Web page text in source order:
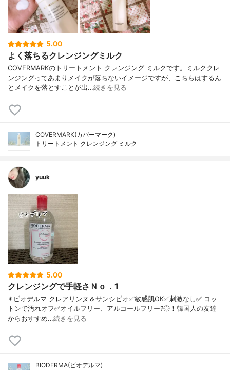
5.00
よく落ちるクレンジングミルク
COVERMARKのトリートメント クレンジング ミルクです。ミルククレ
ンジングってあまりメイクが落ちないイメージですが、こちらはするん
とメイクを落とすことが出…続きを見る
COVERMARK(カバーマーク)
トリートメント クレンジング ミルク
yuuk
5.00
クレンジングで手軽さＮｏ．1
✴ビオデルマ クレアリンヌ＆サンシビオ ✅敏感肌OK ✅刺激なし ✅ コッ
トンで汚れオフ ✅オイルフリー、アルコールフリー?◎！ 韓国人の友達
からおすすめ…続きを見る
BIODERMA(ビオデルマ)